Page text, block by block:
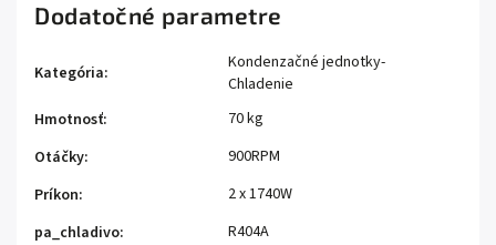
Dodatočné parametre
Kategória:
Kondenzačné jednotky-
Chladenie
Hmotnosť:
70 kg
Otáčky:
900RPM
Príkon:
2 x 1740W
pa_chladivo:
R404A